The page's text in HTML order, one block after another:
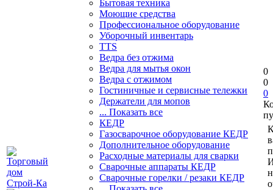
Бытовая техника
Моющие средства
Профессиональное оборудование
Уборочный инвентарь
TTS
Ведра без отжима
Ведра для мытья окон
Ведра с отжимом
Гостиничные и сервисные тележки
Держатели для мопов
... Показать все
КЕДР
Газосварочное оборудование КЕДР
Дополнительное оборудование
Расходные материалы для сварки
Сварочные аппараты КЕДР
Сварочные горелки / резаки КЕДР
0
0
0